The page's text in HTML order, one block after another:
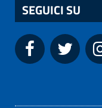
SEGUICI SU